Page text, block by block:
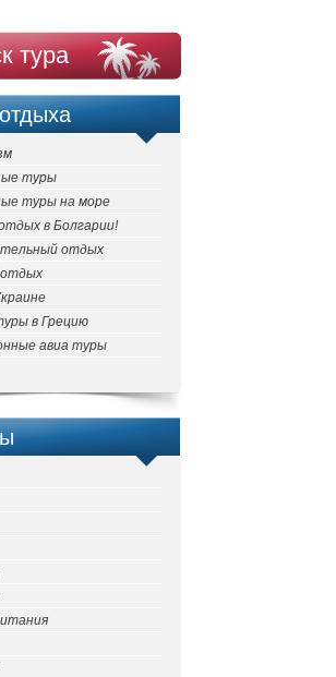
тура
туры
туры на море
в Болгарии!
отдых
в Грецию
авиа туры